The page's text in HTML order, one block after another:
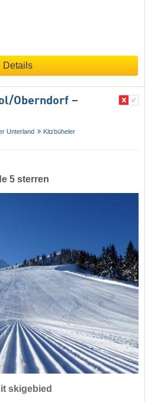
Details
​Oberndorf –
Unterland
Kitzbüheler
5 sterren
skigebied